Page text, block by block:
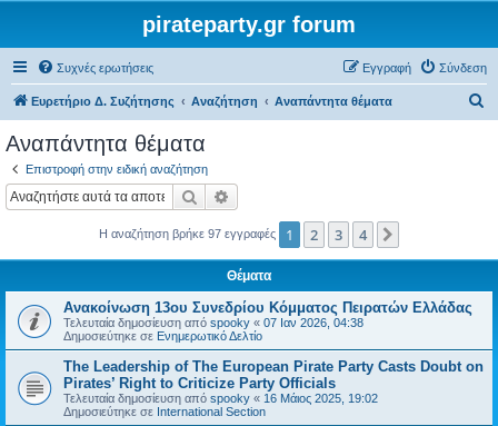
pirateparty.gr forum
Συχνές ερωτήσεις Σύνδεση
Εγγραφή
Ευρετήριο Δ. Συζήτησης Αναζήτηση Αναπάντητα θέματα
η
Αναπάντητα θέματα
Επιστροφή στην ειδική αναζήτηση
Αναζήτηση
Η αναζήτηση βρήκε 97 εγγραφές 1 2 3 4
Θέματα
Ανακοίνωση 13ου Συνεδρίου Κόμματος Πειρατών Ελλάδας
Τελευταία δημοσίευση από spooky « 07 Ιαν 2026, 04:38
Δημοσιεύτηκε σε Ενημερωτικό Δελτίο
The Leadership of The European Pirate Party Casts Doubt on
Pirates’ Right to Criticize Party Officials
Τελευταία δημοσίευση από spooky « 16 Μάιος 2025, 19:02
Δημοσιεύτηκε σε International Section